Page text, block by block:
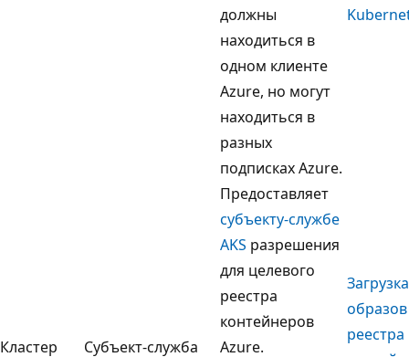
должны
находиться в
одном клиенте
Azure, но могут
находиться в
разных
подписках Azure.
Кластер Субъект-служба
Предоставляет
субъекту-службе
AKS разрешения
для целевого
реестра
контейнеров
Azure.
Загрузка
реестра